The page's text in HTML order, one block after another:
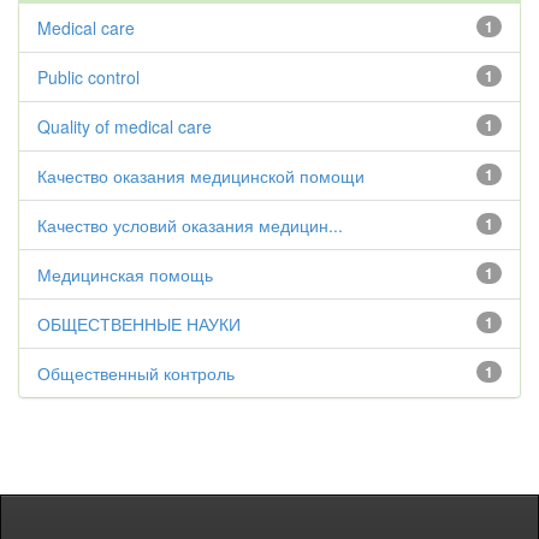
1
Medical care
1
Public control
1
Quality of medical care
1
Качество оказания медицинской помощи
1
Качество условий оказания медицин...
1
Медицинская помощь
1
ОБЩЕСТВЕННЫЕ НАУКИ
1
Общественный контроль